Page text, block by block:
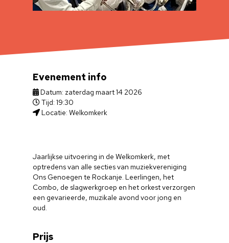
Jaarlijkse uitvoering in de Welkomkerk, met
optredens van alle secties van muziekvereniging
Ons Genoegen te Rockanje. Leerlingen, het
Combo, de slagwerkgroep en het orkest verzorgen
een gevarieerde, muzikale avond voor jong en
oud.
Prijs
Evenement info
Datum: zaterdag maart 14 2026
Tijd: 19:30
Locatie: Welkomkerk